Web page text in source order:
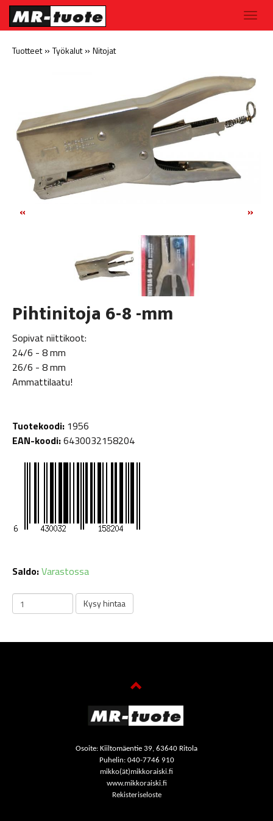
Tuotteet» Työkalut» Nitojat
« »
Pihtinitoja 6-8 -mm
Sopivat niittikoot:
24/6 - 8 mm
26/6 - 8 mm
Ammattilaatu!
Tuotekoodi: 1956
EAN-koodi:6430032158204
Saldo:Varastossa
Osoite: Kiiltomäentie 39, 63640 Ritola
Puhelin: 040-7746 910
mikko(ät)mikkoraiski.fi
www.mikkoraiski.fi
Rekisteriseloste